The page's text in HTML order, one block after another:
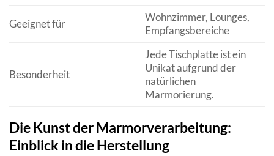
Geeignet für
Wohnzimmer, Lounges,
Empfangsbereiche
Besonderheit
Jede Tischplatte ist ein
Unikat aufgrund der
natürlichen
Marmorierung.
Die Kunst der Marmorverarbeitung:
Einblick in die Herstellung